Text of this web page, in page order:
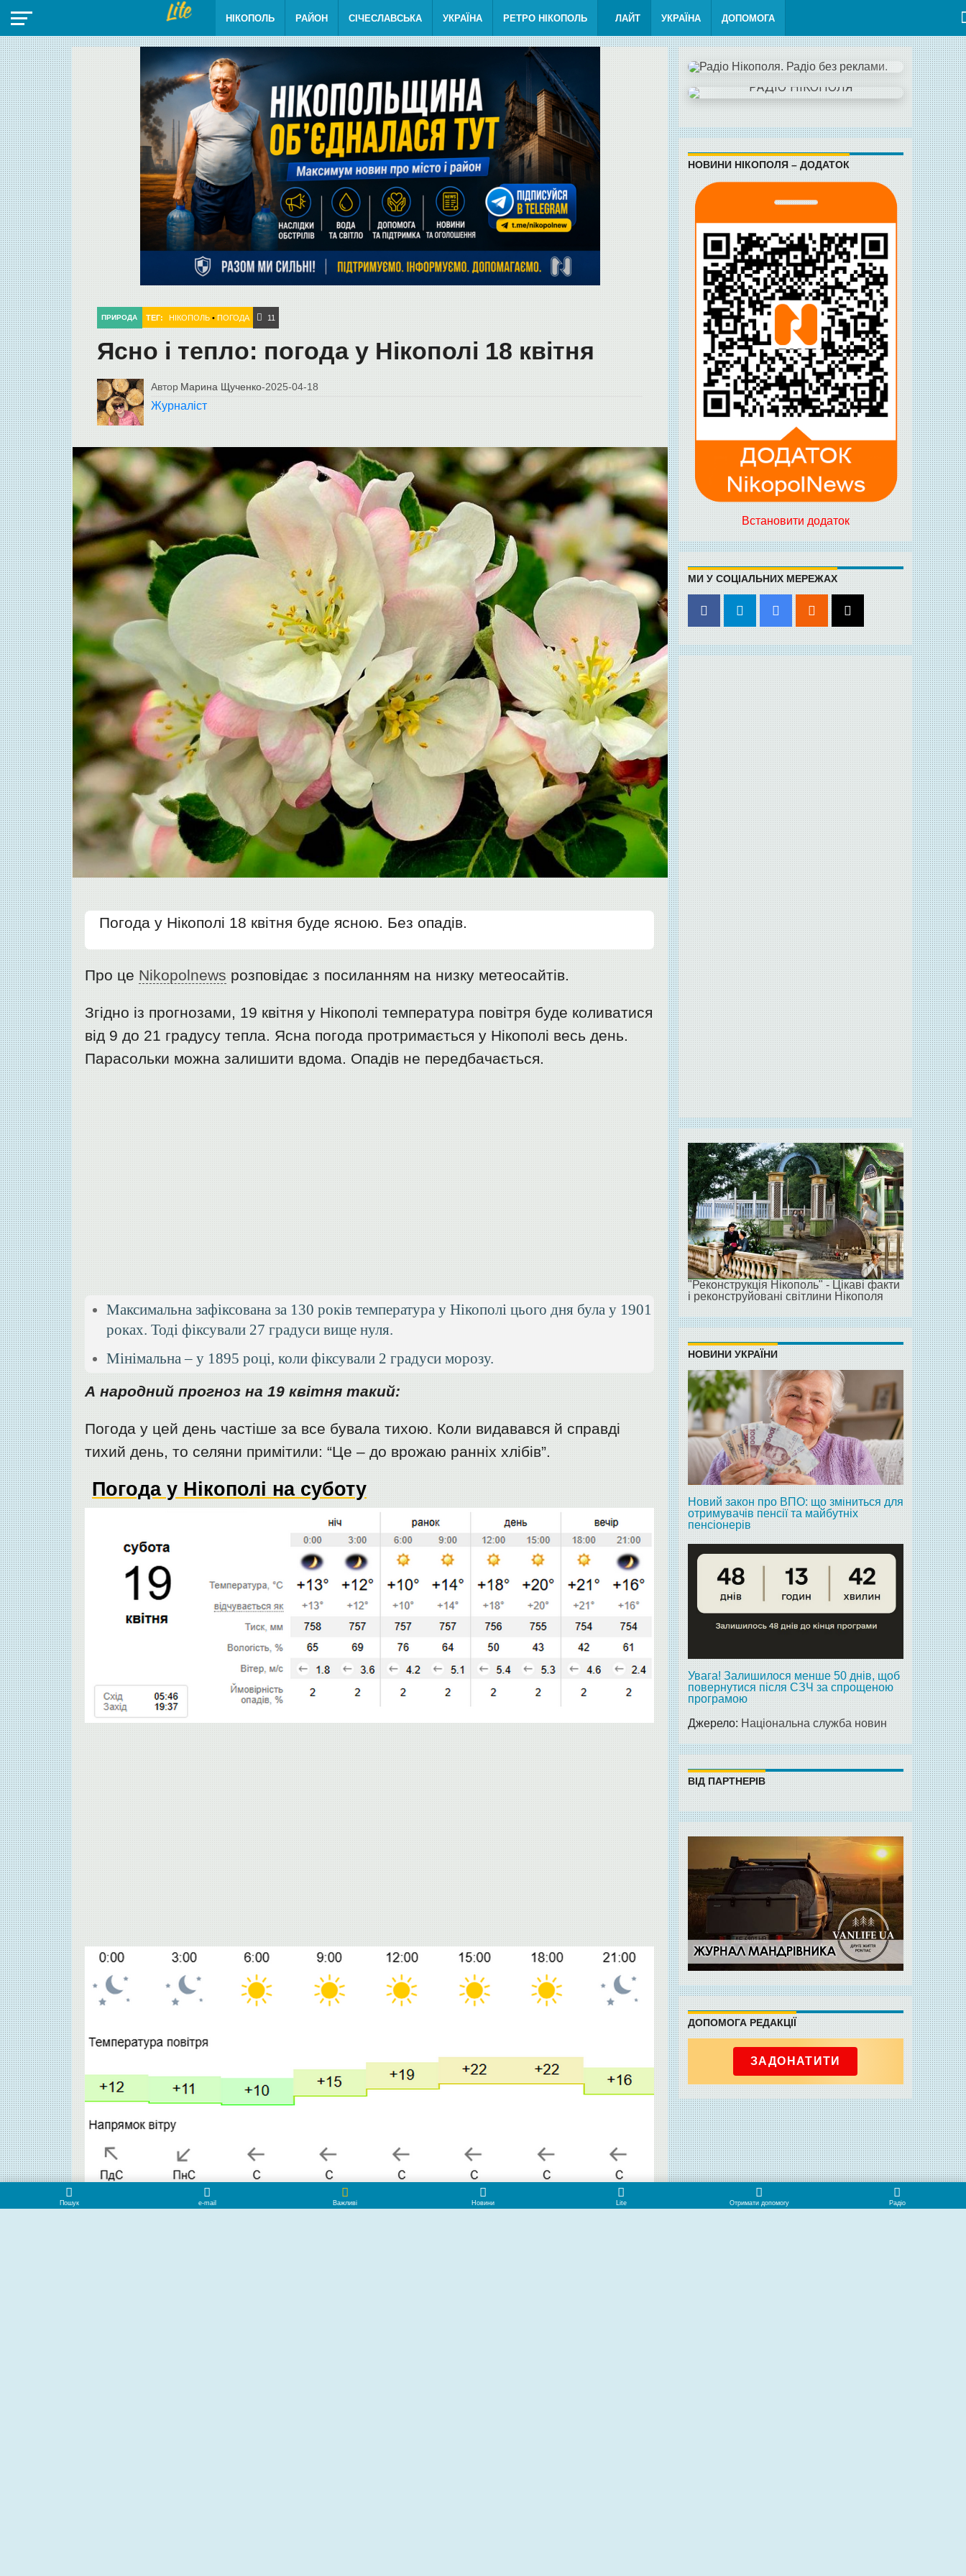
НІКОПОЛЬ РАЙОН СІЧЕСЛАВСЬКА УКРАЇНА РЕТРО НІКОПОЛЬ ЛАЙТ УКРАЇНА ДОПОМОГА
ПРИРОДА ТЕГ: НІКОПОЛЬ •ПОГОДА 11
Ясно і тепло: погода у Нікополі 18 квітня
Автор Марина Щученко-2025-04-18
Журналіст
Погода у Нікополі 18 квітня буде ясною. Без опадів.
Про це Nikopolnews розповідає з посиланням на низку метеосайтів.
Згідно із прогнозами, 19 квітня у Нікополі температура повітря буде коливатися
від 9 до 21 градусу тепла. Ясна погода протримається у Нікополі весь день.
Парасольки можна залишити вдома. Опадів не передбачається.
Максимальна зафіксована за 130 років температура у Нікополі цього дня була у 1901
роках. Тоді фіксували 27 градуси вище нуля.
Мінімальна – у 1895 році, коли фіксували 2 градуси морозу.
А народний прогноз на 19 квітня такий:
Погода у цей день частіше за все бувала тихою. Коли видавався й справді
тихий день, то селяни примітили: “Це – до врожаю ранніх хлібів”.
Погода у Нікополі на суботу
НОВИНИ НІКОПОЛЯ – ДОДАТОК
Встановити додаток
МИ У СОЦІАЛЬНИХ МЕРЕЖАХ
"Реконструкція Нікополь" - Цікаві факти
і реконструйовані світлини Нікополя
НОВИНИ УКРАЇНИ
Новий закон про ВПО: що зміниться для
отримувачів пенсії та майбутніх
пенсіонерів
Увага! Залишилося менше 50 днів, щоб
повернутися після СЗЧ за спрощеною
програмою
Джерело:Національна служба новин
ВІД ПАРТНЕРІВ
ДОПОМОГА РЕДАКЦІЇ
ЗАДОНАТИТИ